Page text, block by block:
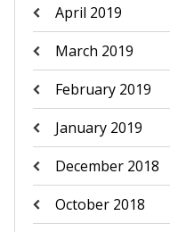
April 2019
March 2019
February 2019
January 2019
December 2018
October 2018